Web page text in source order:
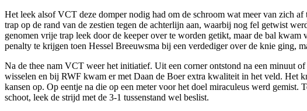
Het leek alsof VCT deze domper nodig had om de schroom wat meer van zich
trap op de rand van de zestien tegen de achterlijn aan, waarbij nog fel getwist
genomen vrije trap leek door de keeper over te worden getikt, maar de bal
penalty te krijgen toen Hessel Breeuwsma bij een verdediger over de knie ging,
Na de thee nam VCT weer het initiatief. Uit een corner ontstond na een minuut
wisselen en bij RWF kwam er met Daan de Boer extra kwaliteit in het veld. Het
kansen op. Op eentje na die op een meter voor het doel miraculeus werd
schoot, leek de strijd met de 3-1 tussenstand wel beslist.